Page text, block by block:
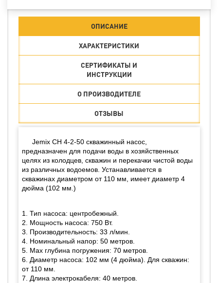
ОПИСАНИЕ
ХАРАКТЕРИСТИКИ
СЕРТИФИКАТЫ И
ИНСТРУКЦИИ
О ПРОИЗВОДИТЕЛЕ
ОТЗЫВЫ
Jemix СН 4-2-50 скважинный насос,
предназначен для подачи воды в хозяйственных
целях из колодцев, скважин и перекачки чистой воды
из различных водоемов. Устанавливается в
скважинах диаметром от 110 мм, имеет диаметр 4
дюйма (102 мм.)
1. Тип насоса: центробежный.
2. Мощность насоса: 750 Вт.
3. Производительность: 33 л/мин.
4. Номинальный напор: 50 метров.
5. Max глубина погружения: 70 метров.
6. Диаметр насоса: 102 мм (4 дюйма). Для скважин:
от 110 мм.
7. Длина электрокабеля: 40 метров.